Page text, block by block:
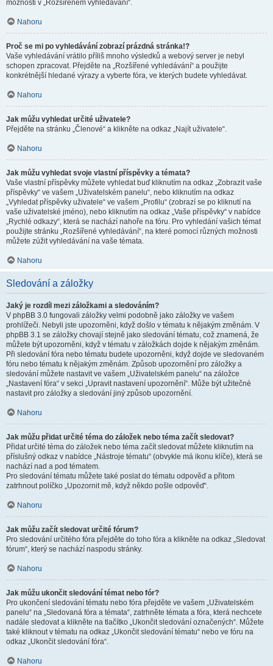
možnosti v „Rozšířeném vyhledávání“.
Nahoru
Proč se mi po vyhledávání zobrazí prázdná stránka!?
Vaše vyhledávání vrátilo příliš mnoho výsledků a webový server je nebyl
schopen zpracovat. Přejděte na „Rozšířené vyhledávání“ a použijte
konkrétnější hledané výrazy a vyberte fóra, ve kterých budete vyhledávat.
Nahoru
Jak můžu vyhledat určité uživatele?
Přejděte na stránku „Členové“ a klikněte na odkaz „Najít uživatele“.
Nahoru
Jak můžu vyhledat svoje vlastní příspěvky a témata?
Vaše vlastní příspěvky můžete vyhledat buď kliknutím na odkaz „Zobrazit vaše
příspěvky“ ve vašem „Uživatelském panelu“, nebo kliknutím na odkaz
„Vyhledat příspěvky uživatele“ ve vašem „Profilu“ (zobrazí se po kliknutí na
vaše uživatelské jméno), nebo kliknutím na odkaz „Vaše příspěvky“ v nabídce
„Rychlé odkazy“, která se nachází nahoře na fóru. Pro vyhledání vašich témat
použijte stránku „Rozšířené vyhledávání“, na které pomocí různých možnosti
můžete zúžit vyhledávání na vaše témata.
Nahoru
Sledování a záložky
Jaký je rozdíl mezi záložkami a sledováním?
V phpBB 3.0 fungovali záložky velmi podobně jako záložky ve vašem
prohlížeči. Nebyli jste upozorněni, když došlo v tématu k nějakým změnám. V
phpBB 3.1 se záložky chovají stejně jako sledování tématu, což znamená, že
můžete být upozorněni, když v tématu v záložkách dojde k nějakým změnám.
Při sledování fóra nebo tématu budete upozorněni, když dojde ve sledovaném
fóru nebo tématu k nějakým změnám. Způsob upozornění pro záložky a
sledování můžete nastavit ve vašem „Uživatelském panelu“ na záložce
„Nastavení fóra“ v sekci „Upravit nastavení upozornění“. Může být užitečné
nastavit pro záložky a sledování jiný způsob upozornění.
Nahoru
Jak můžu přidat určité téma do záložek nebo téma začít sledovat?
Přidat určité téma do záložek nebo téma začít sledovat můžete kliknutím na
příslušný odkaz v nabídce „Nástroje tématu“ (obvykle má ikonu klíče), která se
nachází nad a pod tématem.
Pro sledování tématu můžete také poslat do tématu odpověď a přitom
zatrhnout políčko „Upozornit mě, když někdo pošle odpověď“.
Nahoru
Jak můžu začít sledovat určité fórum?
Pro sledování určitého fóra přejděte do toho fóra a klikněte na odkaz „Sledovat
fórum“, který se nachází naspodu stránky.
Nahoru
Jak můžu ukončit sledování témat nebo fór?
Pro ukončení sledování tématu nebo fóra přejděte ve vašem „Uživatelském
panelu“ na „Sledovaná fóra a témata“, zatrhněte témata a fóra, která nechcete
nadále sledovat a klikněte na tlačítko „Ukončit sledování označených“. Můžete
také kliknout v tématu na odkaz „Ukončit sledování tématu“ nebo ve fóru na
odkaz „Ukončit sledování fóra“.
Nahoru